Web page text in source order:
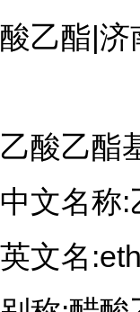
酸乙酯|济
乙酸乙酯
中文名称:
英文名